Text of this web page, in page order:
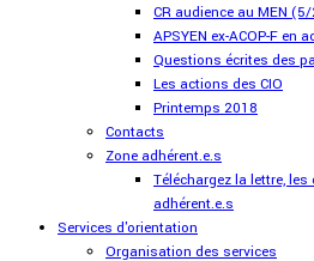
CR audience au MEN
APSYEN ex-ACOP-F en
Questions écrites des
Les actions des CIO
Printemps 2018
Contacts
Zone adhérent.e.s
Téléchargez la lettre,
adhérent.e.s
Services d'orientation
Organisation des services